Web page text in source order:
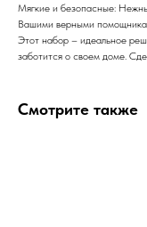
Мягкие и безопасные:
Вашими верными
Этот набор – идеальное
заботится о своем доме.
Смотрите также